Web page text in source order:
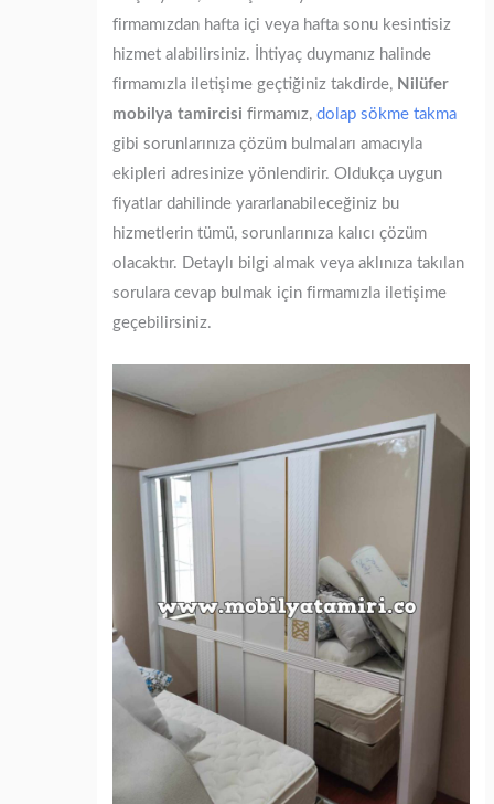
firmamızdan hafta içi veya hafta sonu kesintisiz
hizmet alabilirsiniz. İhtiyaç duymanız halinde
firmamızla iletişime geçtiğiniz takdirde, Nilüfer
mobilya tamircisi firmamız,dolap sökme takma
gibi sorunlarınıza çözüm bulmaları amacıyla
ekipleri adresinize yönlendirir. Oldukça uygun
fiyatlar dahilinde yararlanabileceğiniz bu
hizmetlerin tümü, sorunlarınıza kalıcı çözüm
olacaktır. Detaylı bilgi almak veya aklınıza takılan
sorulara cevap bulmak için firmamızla iletişime
geçebilirsiniz.